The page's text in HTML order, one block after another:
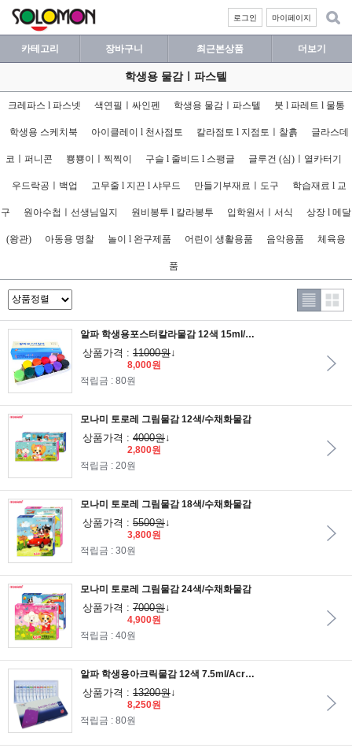
마이페이지
로그인
카테고리 장바구니 최근본상품 더보기
학생용 물감ㅣ파스텔
크레파스 l 파스넷 색연필ㅣ싸인펜 학생용 물감ㅣ파스텔 붓 l 파레트 l 물통
학생용 스케치북 아이클레이 l 천사점토 칼라점토 l 지점토ㅣ찰흙 글라스데
코ㅣ퍼니콘 뿅뿅이ㅣ찍찍이 구슬 l 줄비드 l 스팽글 글루건 (심)ㅣ열카터기
우드락공ㅣ백업 고무줄 l 지끈 l 샤무드 만들기부재료ㅣ도구 학습재료 l 교
구 원아수첩ㅣ선생님일지 원비봉투 l 칼라봉투 입학원서ㅣ서식 상장 l 메달
(왕관) 아동용 명찰 놀이 l 완구제품 어린이 생활용품 음악용품 체육용
품
알파 학생용포스터칼라물감 12색 15ml/포스터물감/피오피물감/구성물감/알파물감/POP물감/손글씨
상품가격 : 11000원↓
8,000원
적립금 : 80원
모나미 토로레 그림물감 12색/수채화물감
상품가격 : 4000원↓
2,800원
적립금 : 20원
모나미 토로레 그림물감 18색/수채화물감
상품가격 : 5500원↓
3,800원
적립금 : 30원
모나미 토로레 그림물감 24색/수채화물감
상품가격 : 7000원↓
4,900원
적립금 : 40원
알파 학생용아크릭물감 12색 7.5ml/Acrylic Colors/알파아크릴물감/미술용품/학습용/미술재료
상품가격 : 13200원↓
8,250원
적립금 : 80원